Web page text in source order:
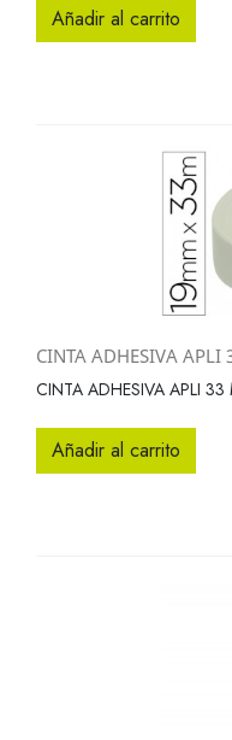
Añadir al carrito
CINTA ADHESIVA APLI
CINTA ADHESIVA APLI
Añadir al carrito